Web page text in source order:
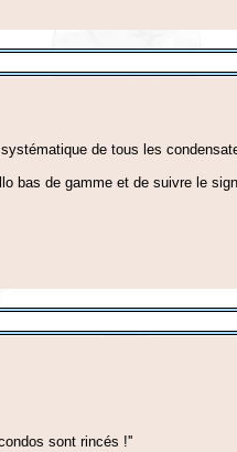
de tous les
bas de gamme et de suivre le
sont rincés !''